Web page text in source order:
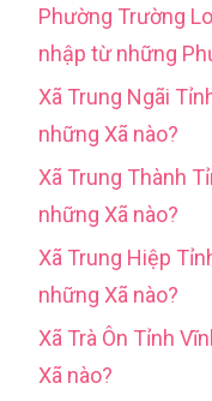
Phường Trường
nhập từ những
Xã Trung Ngãi
những Xã nào?
Xã Trung Thành
những Xã nào?
Xã Trung Hiệp
những Xã nào?
Xã Trà Ôn Tỉnh
Xã nào?